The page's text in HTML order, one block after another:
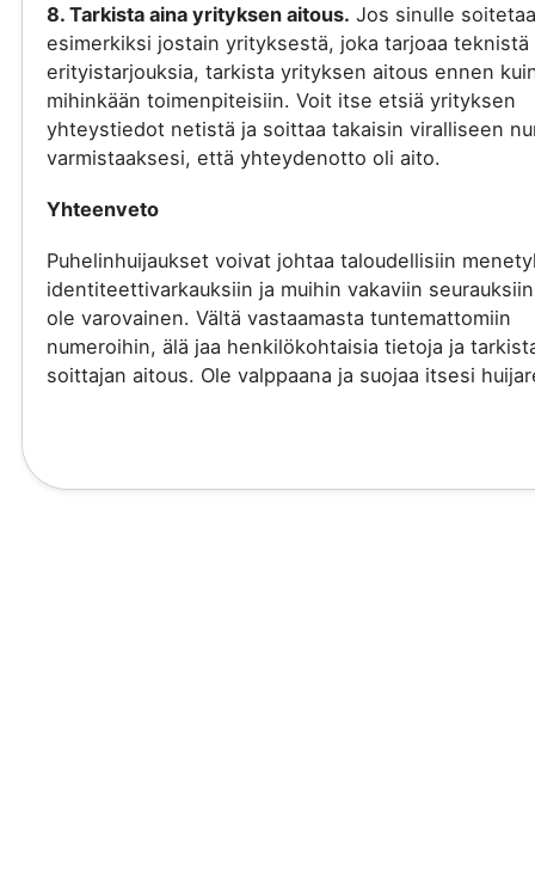
8. Tarkista aina yrityksen aitous. Jos sinulle
esimerkiksi jostain yrityksestä, joka tarjoaa teknistä
erityistarjouksia, tarkista yrityksen aitous ennen
mihinkään toimenpiteisiin. Voit itse etsiä yrityksen
yhteystiedot netistä ja soittaa takaisin viralliseen
varmistaaksesi, että yhteydenotto oli aito.
Yhteenveto
Puhelinhuijaukset voivat johtaa taloudellisiin
identiteettivarkauksiin ja muihin vakaviin
ole varovainen. Vältä vastaamasta tuntemattomiin
numeroihin, älä jaa henkilökohtaisia tietoja ja
soittajan aitous. Ole valppaana ja suojaa itsesi